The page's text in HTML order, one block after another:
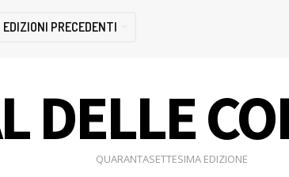
EDIZIONI PRECEDENTI
DELLE
QUARANTASETTESIMA EDIZIONE